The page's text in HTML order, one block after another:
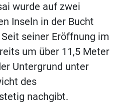
wurde auf zwei
Inseln in der Bucht
seiner Eröffnung im
um über 11,5 Meter
Untergrund unter
des
nachgibt.